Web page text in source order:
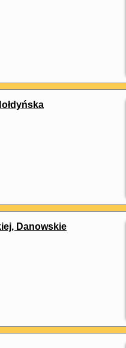
Danowskie